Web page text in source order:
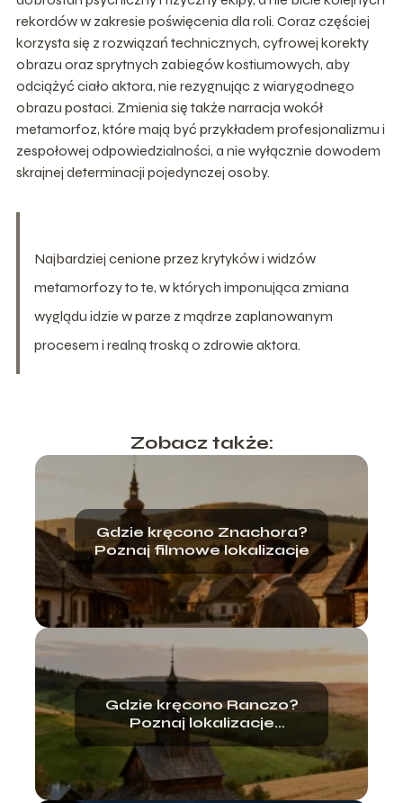
rekordów w zakresie poświęcenia dla roli. Coraz częściej
korzysta się z rozwiązań technicznych, cyfrowej korekty
obrazu oraz sprytnych zabiegów kostiumowych, aby
odciążyć ciało aktora, nie rezygnując z wiarygodnego
obrazu postaci. Zmienia się także narracja wokół
metamorfoz, które mają być przykładem profesjonalizmu i
zespołowej odpowiedzialności, a nie wyłącznie dowodem
skrajnej determinacji pojedynczej osoby.
Najbardziej cenione przez krytyków i widzów
metamorfozy to te, w których imponująca zmiana
wyglądu idzie w parze z mądrze zaplanowanym
procesem i realną troską o zdrowie aktora.
Zobacz także:
Gdzie kręcono Znachora?
Poznaj filmowe lokalizacje
Gdzie kręcono Ranczo?
Poznaj lokalizacje
kultowego serialu